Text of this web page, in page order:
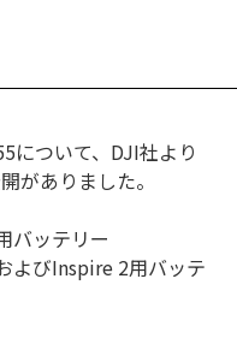
について、DJI社より
がありました。
バッテリー
よびInspire 2用バッテ